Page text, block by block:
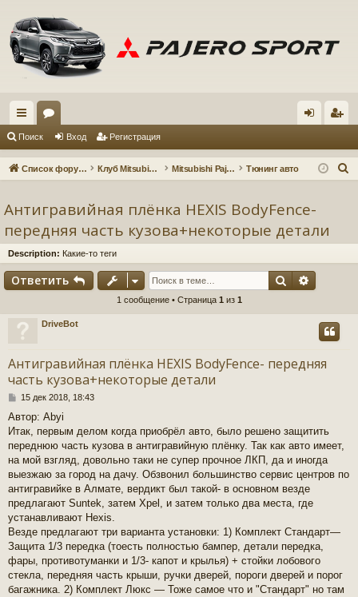
с
ы
и
ум д ис
Поиск Вход Регистрация
Список форумов Клуб Mitsubishi Pajero Sport 3 Mitsubishi Pajero Sport 3 Тюнинг авто
Антигравийная плёнка HEXIS BodyFence-
передняя часть кузова+некоторые детали
Description: Какие-то теги
Ответить Поиск
1 сообщение • Страница 1 из 1
DriveBot
Антигравийная плёнка HEXIS BodyFence- передняя
часть кузова+некоторые детали
С
о
б
щ
е
и
е
15 дек 2018, 18:43
Автор: Abyi
Итак, первым делом когда приобрёл авто, было решено защитить
переднюю часть кузова в антигравийную плёнку. Так как авто имеет,
на мой взгляд, довольно таки не супер прочное ЛКП, да и иногда
выезжаю за город на дачу. Обзвонил большинство сервис центров по
антигравийке в Алмате, вердикт был такой- в основном везде
предлагают Suntek, затем Xpel, и затем только два места, где
устанавливают Hexis.
Везде предлагают три варианта установки: 1) Комплект Стандарт—
Защита 1/3 передка (тоесть полностью бампер, детали передка,
фары, противотуманки и 1/3- капот и крылья) + стойки лобового
стекла, передняя часть крыши, ручки дверей, пороги дверей и порог
багажника. 2) Комплект Люкс — Тоже самое что и "Стандарт" но там